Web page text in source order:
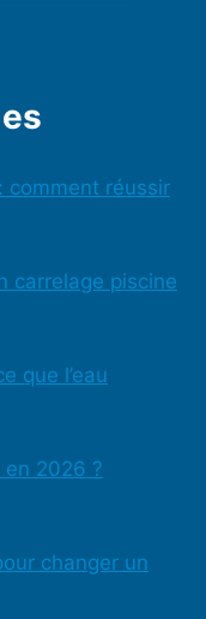
comment réussir
carrelage piscine
que l’eau
en 2026 ?
changer un